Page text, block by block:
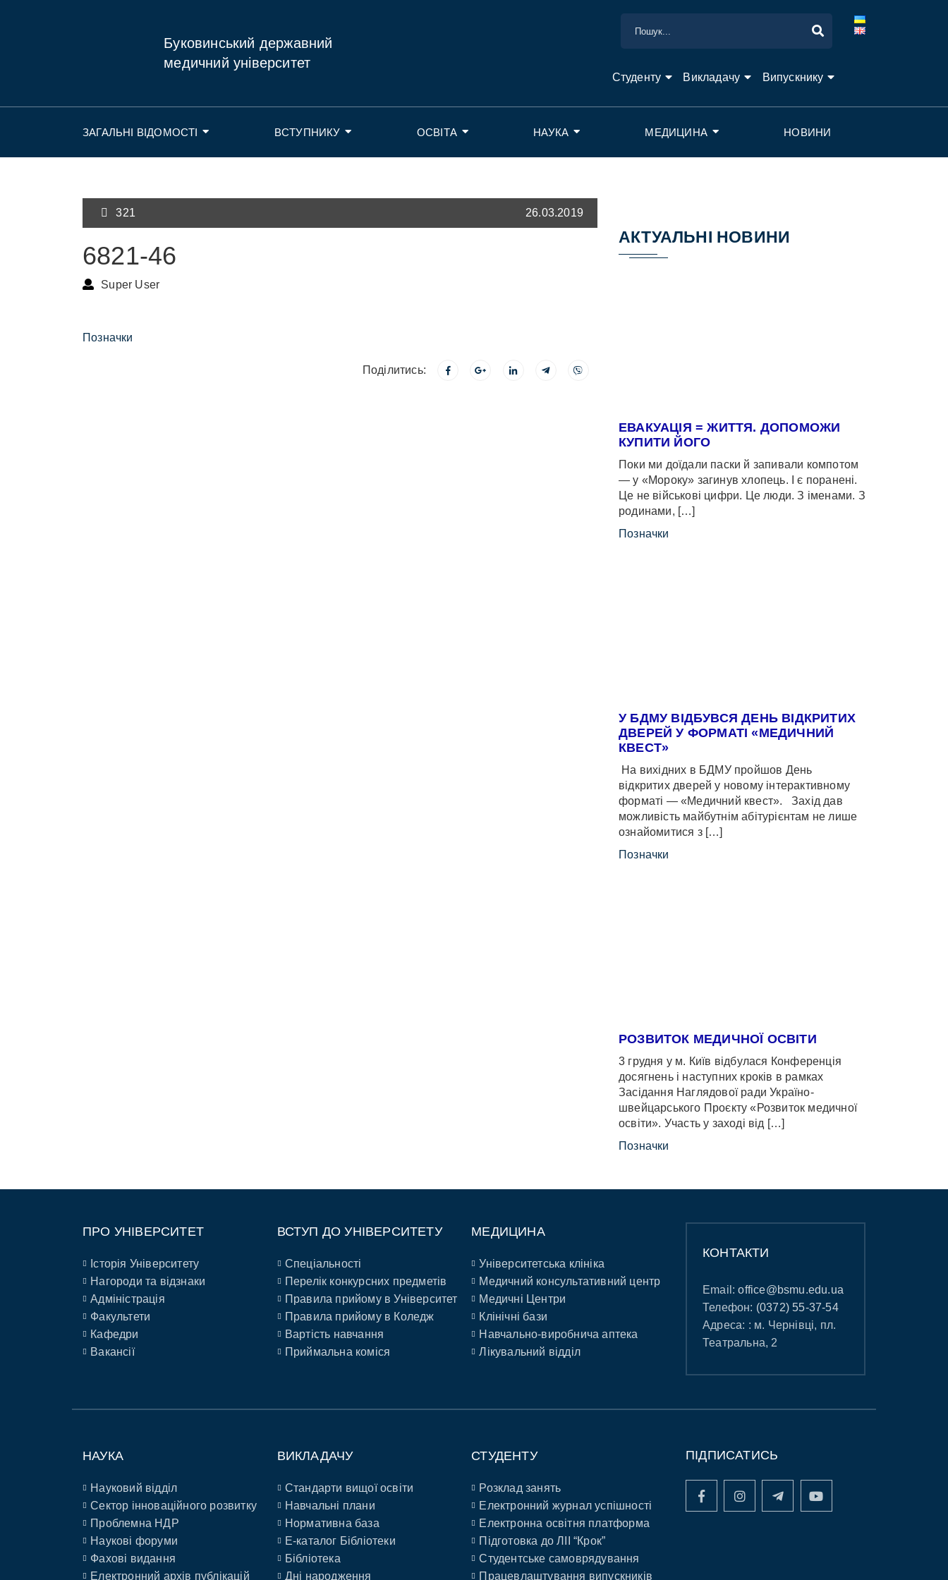
Буковинський державний
медичний університет
Студенту Викладачу Випускнику
ЗАГАЛЬНІ ВІДОМОСТІ ВСТУПНИКУ ОСВІТА НАУКА МЕДИЦИНА НОВИНИ
321 26.03.2019
6821-46
Super User
Позначки
Поділитись:
АКТУАЛЬНІ НОВИНИ
ЕВАКУАЦІЯ = ЖИТТЯ. ДОПОМОЖИ
КУПИТИ ЙОГО
Поки ми доїдали паски й запивали компотом
— у «Мороку» загинув хлопець. І є поранені.
Це не військові цифри. Це люди. З іменами. З
родинами, […]
Позначки
У БДМУ ВІДБУВСЯ ДЕНЬ ВІДКРИТИХ
ДВЕРЕЙ У ФОРМАТІ «МЕДИЧНИЙ
КВЕСТ»
На вихідних в БДМУ пройшов День
відкритих дверей у новому інтерактивному
форматі — «Медичний квест». Захід дав
можливість майбутнім абітурієнтам не лише
ознайомитися з […]
Позначки
РОЗВИТОК МЕДИЧНОЇ ОСВІТИ
3 грудня у м. Київ відбулася Конференція
досягнень і наступних кроків в рамках
Засідання Наглядової ради Україно-
швейцарського Проєкту «Розвиток медичної
освіти». Участь у заході від […]
Позначки
ПРО УНІВЕРСИТЕТ
Історія Університету
Нагороди та відзнаки
Адміністрація
Факультети
Кафедри
Вакансії
ВСТУП ДО УНІВЕРСИТЕТУ
Спеціальності
Перелік конкурсних предметів
Правила прийому в Університет
Правила прийому в Коледж
Вартість навчання
Приймальна коміся
МЕДИЦИНА
Університетська клініка
Медичний консультативний центр
Медичні Центри
Клінічні бази
Навчально-виробнича аптека
Лікувальний відділ
КОНТАКТИ
Email:office@bsmu.edu.ua
Телефон: (0372) 55-37-54
Адреса: : м. Чернівці, пл.
Театральна, 2
НАУКА
Науковий відділ
Сектор інноваційного розвитку
Проблемна НДР
Наукові форуми
Фахові видання
Електронний архів публікацій
ВИКЛАДАЧУ
Стандарти вищої освіти
Навчальні плани
Нормативна база
E-каталог Бібліотеки
Бібліотека
Дні народження
СТУДЕНТУ
Розклад занять
Електронний журнал успішності
Електронна освітня платформа
Підготовка до ЛІІ “Крок”
Студентське самоврядування
Працевлаштування випускників
ПІДПИСАТИСЬ